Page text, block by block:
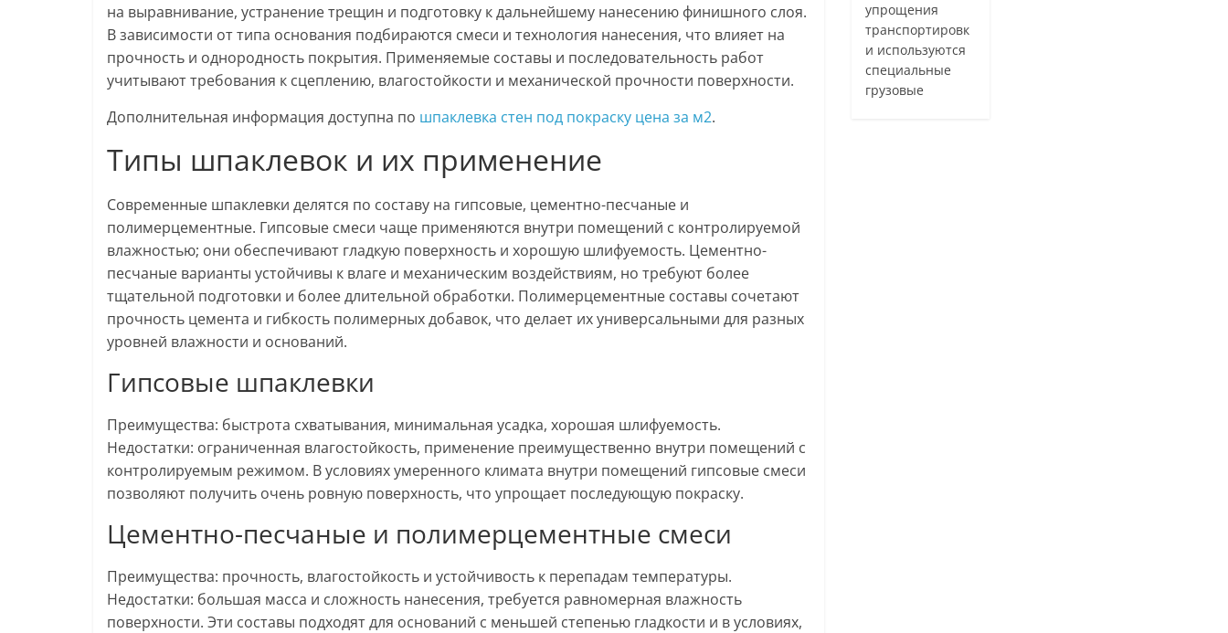
на выравнивание, устранение трещин и подготовку к дальнейшему нанесению финишного слоя.
В зависимости от типа основания подбираются смеси и технология нанесения, что влияет на
прочность и однородность покрытия. Применяемые составы и последовательность работ
учитывают требования к сцеплению, влагостойкости и механической прочности поверхности.
Дополнительная информация доступна по шпаклевка стен под покраску цена за м2.
Типы шпаклевок и их применение
Современные шпаклевки делятся по составу на гипсовые, цементно-песчаные и
полимерцементные. Гипсовые смеси чаще применяются внутри помещений с контролируемой
влажностью; они обеспечивают гладкую поверхность и хорошую шлифуемость. Цементно-
песчаные варианты устойчивы к влаге и механическим воздействиям, но требуют более
тщательной подготовки и более длительной обработки. Полимерцементные составы сочетают
прочность цемента и гибкость полимерных добавок, что делает их универсальными для разных
уровней влажности и оснований.
Гипсовые шпаклевки
Преимущества: быстрота схватывания, минимальная усадка, хорошая шлифуемость.
Недостатки: ограниченная влагостойкость, применение преимущественно внутри помещений с
контролируемым режимом. В условиях умеренного климата внутри помещений гипсовые смеси
позволяют получить очень ровную поверхность, что упрощает последующую покраску.
Цементно-песчаные и полимерцементные смеси
Преимущества: прочность, влагостойкость и устойчивость к перепадам температуры.
Недостатки: большая масса и сложность нанесения, требуется равномерная влажность
поверхности. Эти составы подходят для оснований с меньшей степенью гладкости и в условиях,
упрощения
транспортировк
и используются
специальные
грузовые